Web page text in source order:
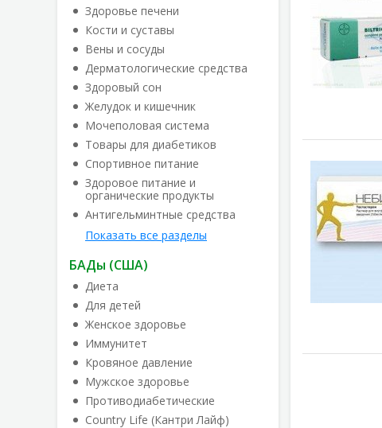
Здоровье печени
Кости и суставы
Вены и сосуды
Дерматологические средства
Здоровый сон
Желудок и кишечник
Мочеполовая система
Товары для диабетиков
Спортивное питание
Здоровое питание и
органические продукты
Антигельминтные средства
Показать все разделы
БАДы (США)
Диета
Для детей
Женское здоровье
Иммунитет
Кровяное давление
Мужское здоровье
Противодиабетические
Country Life (Кантри Лайф)